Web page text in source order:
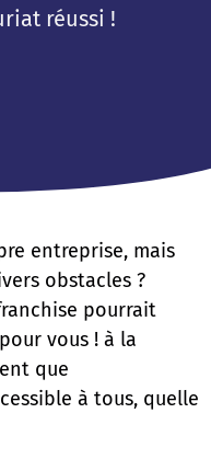
réussi !
entreprise, mais
obstacles ?
pourrait
vous ! à la
que
à tous, quelle